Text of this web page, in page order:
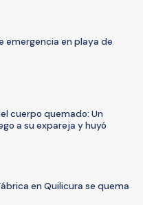
emergencia en playa de
cuerpo quemado: Un
a su expareja y huyó
en Quilicura se quema